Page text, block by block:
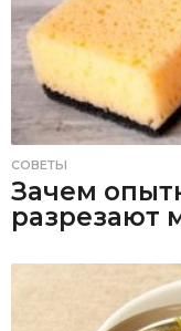
СОВЕТЫ
Зачем
разрезают